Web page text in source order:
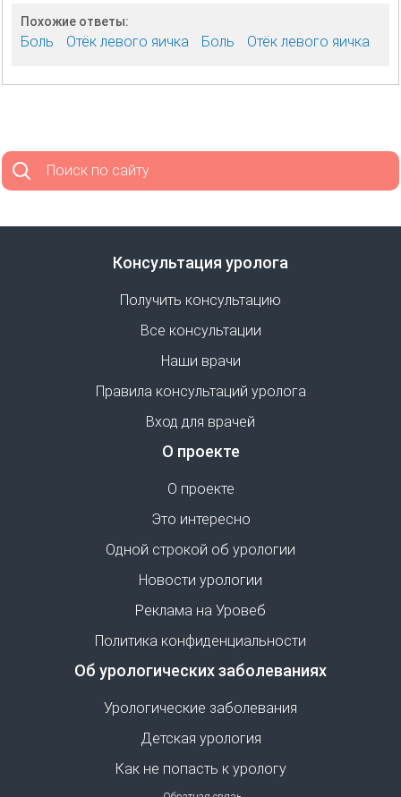
Похожие ответы:
Боль Отёк левого яичка Боль Отёк левого яичка
Поиск по сайту
Консультация уролога
Получить консультацию
Все консультации
Наши врачи
Правила консультаций уролога
Вход для врачей
О проекте
О проекте
Это интересно
Одной строкой об урологии
Новости урологии
Реклама на Уровеб
Политика конфиденциальности
Об урологических заболеваниях
Урологические заболевания
Детская урология
Как не попасть к урологу